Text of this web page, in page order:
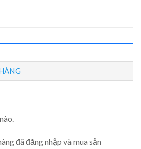
đã đăng nhập và mua sản